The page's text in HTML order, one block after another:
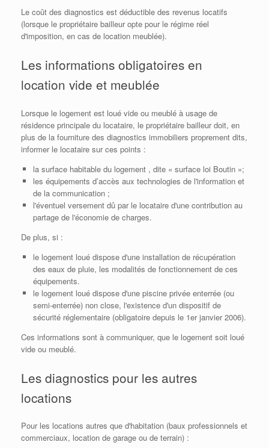
Le coût des diagnostics est déductible des revenus locatifs
(lorsque le propriétaire bailleur opte pour le régime réel
d'imposition, en cas de location meublée).
Les informations obligatoires en
location vide et meublée
Lorsque le logement est loué vide ou meublé à usage de
résidence principale du locataire, le propriétaire bailleur doit, en
plus de la fourniture des diagnostics immobiliers proprement dits,
informer le locataire sur ces points :
la surface habitable du logement , dite « surface loi Boutin »;
les équipements d’accès aux technologies de l'information et
de la communication ;
l'éventuel versement dû par le locataire d'une contribution au
partage de l'économie de charges.
De plus, si :
le logement loué dispose d'une installation de récupération
des eaux de pluie, les modalités de fonctionnement de ces
équipements.
le logement loué dispose d'une piscine privée enterrée (ou
semi-enterrée) non close, l'existence d'un dispositif de
sécurité réglementaire (obligatoire depuis le 1er janvier 2006).
Ces informations sont à communiquer, que le logement soit loué
vide ou meublé.
Les diagnostics pour les autres
locations
Pour les locations autres que d'habitation (baux professionnels et
commerciaux, location de garage ou de terrain) :